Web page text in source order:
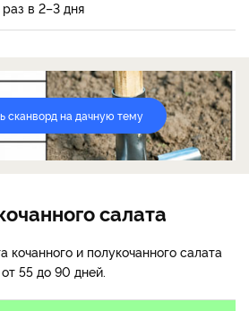
раз в 2–3 дня
сканворд на дачную тему
салата
и полукочанного салата
55 до 90 дней.